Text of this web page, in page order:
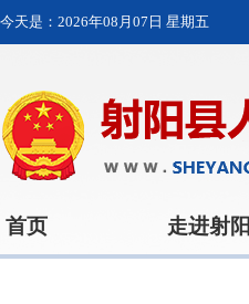
今天是： 2026年08月07日 星期五
首页 走进射阳